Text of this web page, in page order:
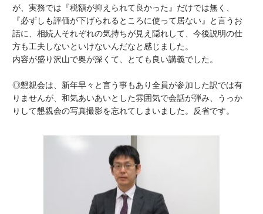
が、実務では『税額が抑えられて良かった』だけでは無く、
『必ずしも評価が下げられるところに使って居ない』と言うお
話に、相続人それぞれの気持ちが見え隠れして、今後説明の仕
方も工夫しないといけないんだなと感じました。
内容が盛り沢山で奥が深くて、とても良い講義でした。
◎懇親会は、新年早々と言う事もあり全員が参加した訳では有
りませんが、和気あいあいとした雰囲気で会話が弾み、うっか
りして懇親会の写真撮影を忘れてしまいました。反省です。